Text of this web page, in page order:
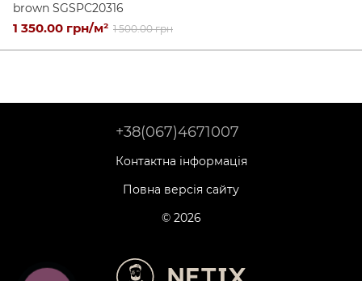
brown SGSPC20316
1 350.00 грн/м² 1 500.00 грн
+38(067)4671007
Контактна інформація
Повна версія сайту
© 2026